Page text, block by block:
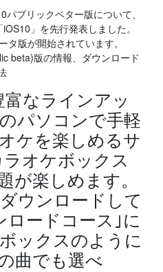
ブリックベター版について、
」を先行発表しました。
タ版が開始されています。
beta)版の情報、ダウンロード
なラインアッ
パソコンで手軽
ケを楽しめるサ
オケボックス
が楽しめます。
ウンロードして
ードコース｣に
ックスのように
曲でも選べ